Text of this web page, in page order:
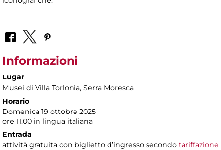
Informazioni
Lugar
Musei di Villa Torlonia, Serra Moresca
Horario
Domenica 19 ottobre 2025
ore 11.00 in lingua italiana
Entrada
attività gratuita con biglietto d’ingresso secondo tariffazione